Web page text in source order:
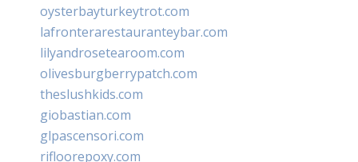
oysterbayturkeytrot.com
lafronterarestauranteybar.com
lilyandrosetearoom.com
olivesburgberrypatch.com
theslushkids.com
giobastian.com
glpascensori.com
rifloorepoxy.com